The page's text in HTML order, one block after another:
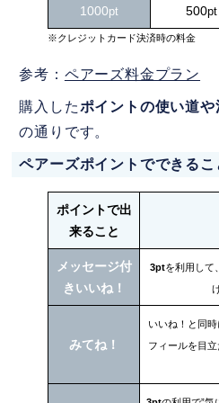
1000pt 500pt
※クレジットカード決済時の料金
参考 ： ペアーズ料金プラン
購入したポイントの使い道
の通りです。
ペアーズポイントでできるこ
ポイントで出
来ること
メッセージ付
きいいね！
3ptを利用して
みてね！
いいね！と同
フィールを目立